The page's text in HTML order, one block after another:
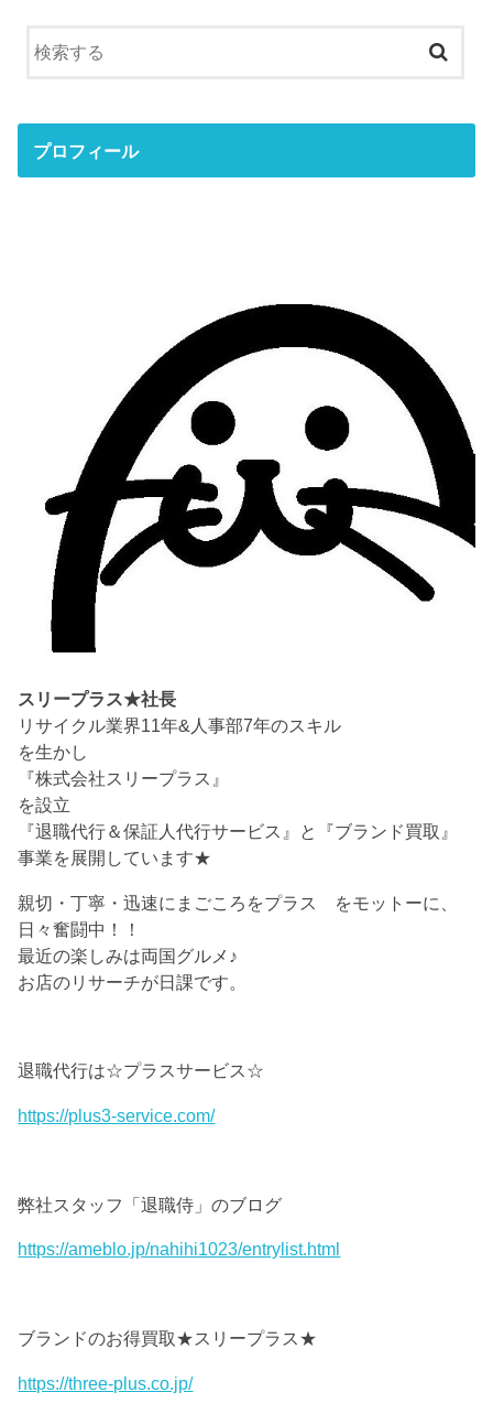
プロフィール
スリープラス★社長
リサイクル業界11年&人事部7年のスキル
を生かし
『株式会社スリープラス』
を設立
『退職代行＆保証人代行サービス』と『ブランド買取』
事業を展開しています★
親切・丁寧・迅速にまごころをプラス をモットーに、
日々奮闘中！！
最近の楽しみは両国グルメ♪
お店のリサーチが日課です。
退職代行は☆プラスサービス☆
https://plus3-service.com/
弊社スタッフ「退職侍」のブログ
https://ameblo.jp/nahihi1023/entrylist.html
ブランドのお得買取★スリープラス★
https://three-plus.co.jp/